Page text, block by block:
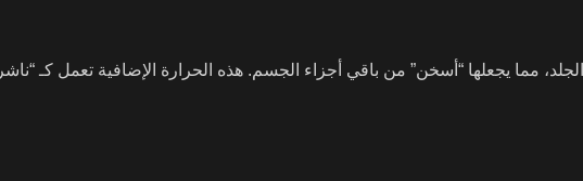
مما يجعلها “أسخن” من باقي أجزاء الجسم. هذه الحرارة الإضافية تعمل كـ “ناشر